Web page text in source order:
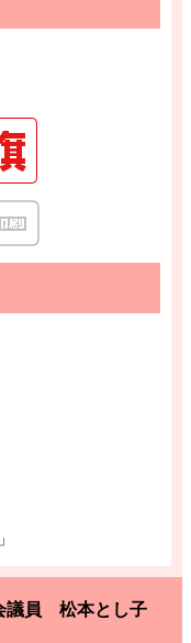
議員 松本とし子